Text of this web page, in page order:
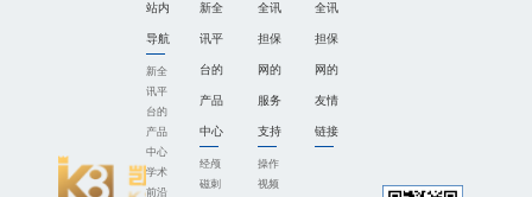
站内
导航
新全
讯平
台的
产品
中心
学术
前沿
新全
讯平
台的
产品
中心
经颅
磁刺
全讯
担保
网的
服务
支持
操作
视频
全讯
担保
网的
友情
链接